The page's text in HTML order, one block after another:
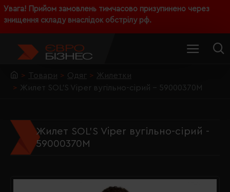
Увага! Прийом замовлень тимчасово призупинено через
знищення складу внаслідок обстрілу рф.
Товари Одяг
Жилетки
Жилет SOL'S Viper вугільно-сірий - 59000370M
Жилет SOL'S Viper вугільно-сірий -
59000370M